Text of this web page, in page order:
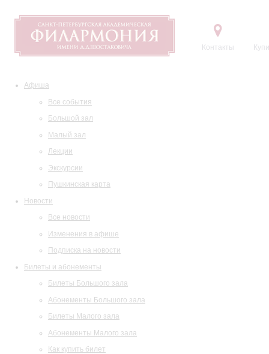
Контакты
Афиша
Все события
Большой зал
Малый зал
Лекции
Экскурсии
Пушкинская карта
Новости
Все новости
Изменения в афише
Подписка на новости
Билеты и абонементы
Билеты Большого зала
Абонементы Большого зала
Билеты Малого зала
Абонементы Малого зала
Как купить билет